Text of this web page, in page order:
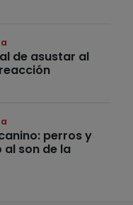
de asustar al
perros y
son de la